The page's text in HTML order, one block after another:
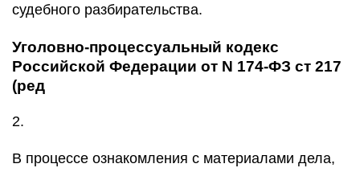
судебного разбирательства.
Уголовно-процессуальный кодекс
Российской Федерации от N 174-ФЗ ст 217
(ред
2.
В процессе ознакомления с материалами дела,